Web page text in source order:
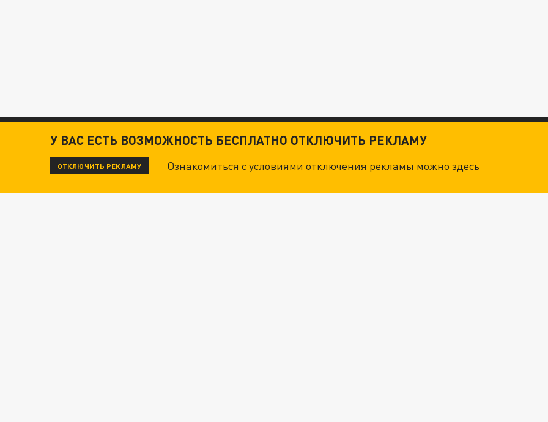
У ВАС ЕСТЬ ВОЗМОЖНОСТЬ БЕСПЛАТНО ОТКЛЮЧИТЬ РЕКЛАМУ
ОТКЛЮЧИТЬ РЕКЛАМУ Ознакомиться с условиями отключения рекламы можноздесь